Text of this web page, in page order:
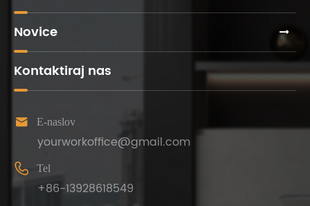
Novice
Kontaktiraj nas
 E-naslov
yourworkoffice@gmail.com
 Tel
+86-13928618549